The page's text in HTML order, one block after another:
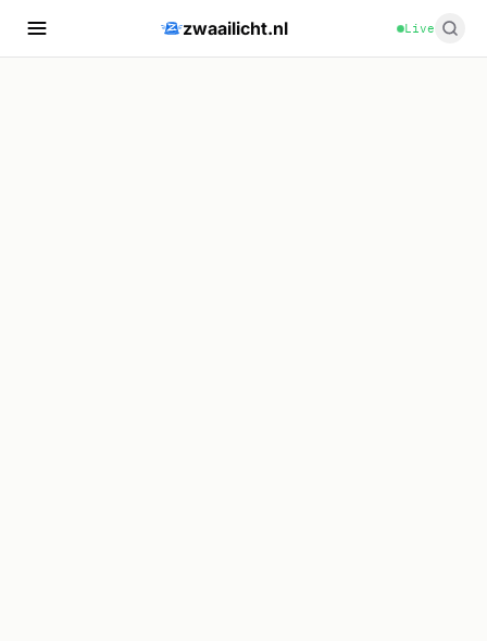
zwaailicht.nl Live